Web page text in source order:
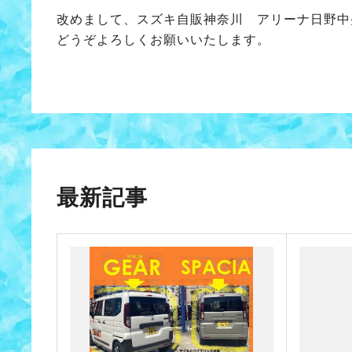
改めまして、スズキ自販神奈川 アリーナ日野
どうぞよろしくお願いいたします。
最新記事